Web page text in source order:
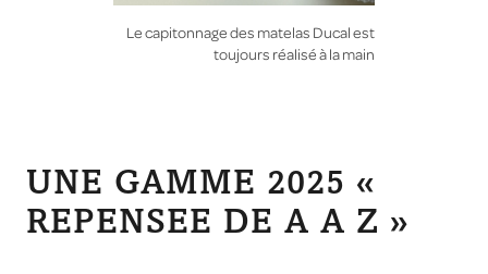
Le capitonnage des matelas Ducal est
toujours réalisé à la main
UNE GAMME 2025 «
REPENSEE DE A A Z »